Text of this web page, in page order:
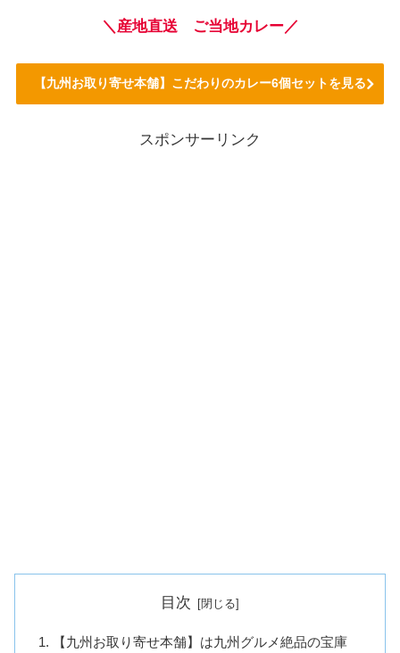
＼産地直送 ご当地カレー／
【九州お取り寄せ本舗】こだわりのカレー6個セットを見る
スポンサーリンク
目次
【九州お取り寄せ本舗】は九州グルメ絶品の宝庫